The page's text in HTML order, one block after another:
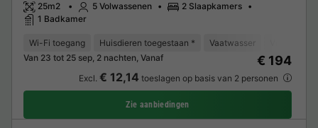
25m2 5 Volwassenen
2 Slaapkamers
1 Badkamer
Wi-Fi toegang Huisdieren toegestaan * Vaatwasser
Van 23 tot 25 sep, 2 nachten, Vanaf
€ 194
Excl. € 12,14 toeslagen op basis van 2 personen
Zie aanbiedingen